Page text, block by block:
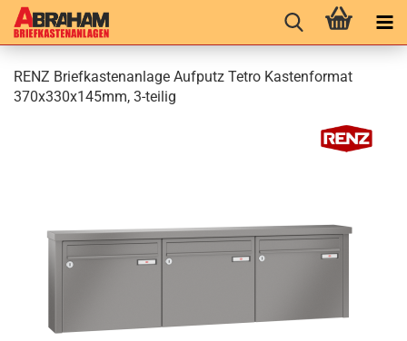
RENZ Brief­kas­ten­an­la­ge Auf­putz Tetro Kas­ten­for­mat
370x330x145mm, 3-​teilig